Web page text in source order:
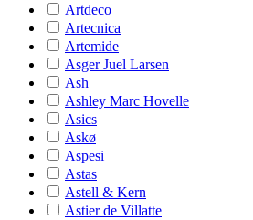
Artdeco
Artecnica
Artemide
Asger Juel Larsen
Ash
Ashley Marc Hovelle
Asics
Askø
Aspesi
Astas
Astell & Kern
Astier de Villatte